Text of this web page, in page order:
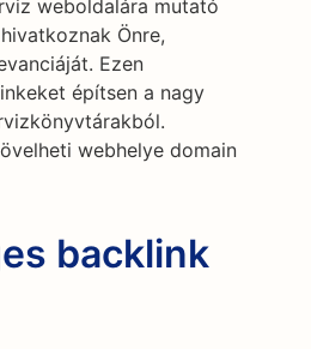
weboldalára mutató
Önre,
Ezen
építsen a nagy
webhelye domain
backlink